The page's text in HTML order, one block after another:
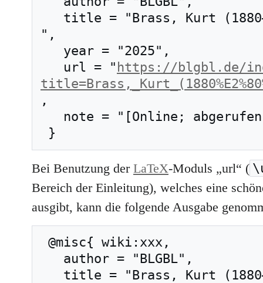
",
   url = "
https://blgbl.de/
,
Bei Benutzung der LaTeX-Moduls „url“ (
Bereich der Einleitung), welches eine
ausgibt, kann die folgende Ausgabe